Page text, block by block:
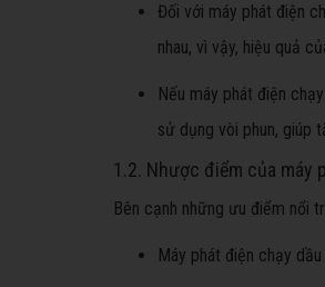
Đối với máy phát điện
nhau, vì vậy, hiệu quả
Nếu máy phát điện
sử dụng vòi phun, giúp
1.2. Nhược điểm của máy
Bên cạnh những ưu điểm nổi
Máy phát điện chạy